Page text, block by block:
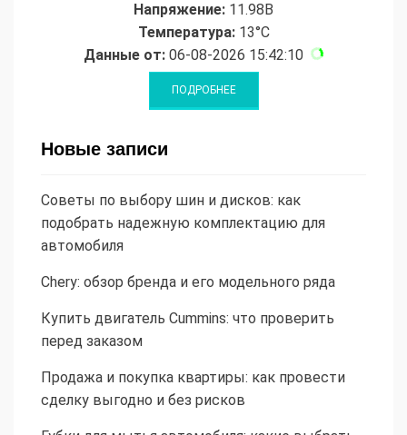
Напряжение: 11.98В
Температура:13°C
Данные от: 06-08-2026 15:42:10
Новые записи
Советы по выбору шин и дисков: как
подобрать надежную комплектацию для
автомобиля
Chery: обзор бренда и его модельного ряда
Купить двигатель Cummins: что проверить
перед заказом
Продажа и покупка квартиры: как провести
сделку выгодно и без рисков